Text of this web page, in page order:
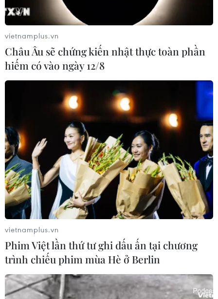
vietnamplus.vn
Châu Âu sẽ chứng kiến nhật thực toàn phần
hiếm có vào ngày 12/8
vietnamplus.vn
Phim Việt lần thứ tư ghi dấu ấn tại chương
trình chiếu phim mùa Hè ở Berlin